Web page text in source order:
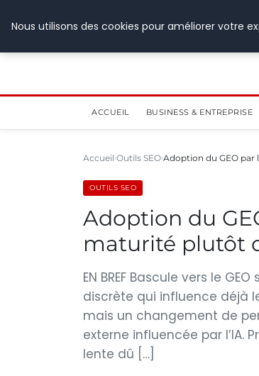
ACCUEIL BUSINESS & ENTREPRISE
Accueil Outils SEO Adoption du GEO par
OUTILS SEO
Adoption du
maturité plutôt
EN BREF Bascule vers le
discrète qui influence déjà
mais un changement de
externe influencée par l’IA.
lente dû […]
Nous utilisons des cookies pour améliorer votre